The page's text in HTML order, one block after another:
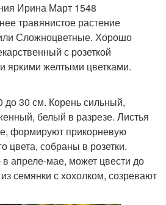
Ирина Март 1548
травянистое растение
Сложноцветные. Хорошо
с розеткой
яркими желтыми цветками.
до 30 см. Корень сильный,
белый в разрезе. Листья
формируют прикорневую
цвета, собраны в розетки.
апреле-мае, может цвести до
семянки с хохолком, созревают